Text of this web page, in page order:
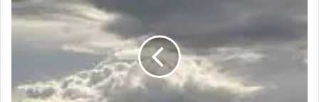
وكيف توقف
عبرة المقهور وسط الحنجره